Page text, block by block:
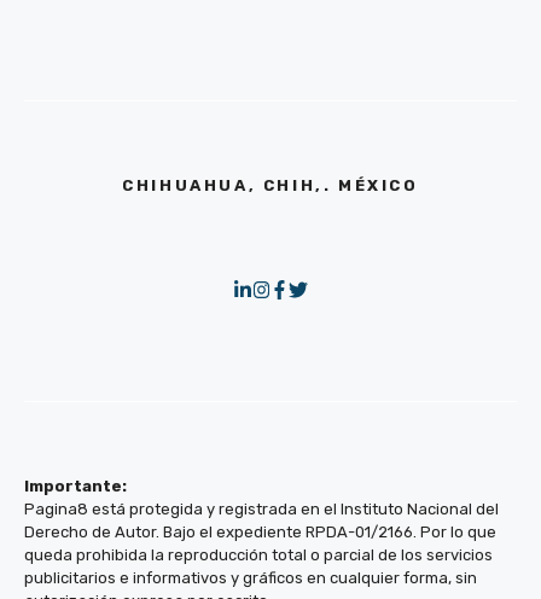
CHIHUAHUA, CHIH,. MÉXICO
Importante:
Pagina8 está protegida y registrada en el Instituto Nacional del
Derecho de Autor. Bajo el expediente RPDA-01/2166. Por lo que
queda prohibida la reproducción total o parcial de los servicios
publicitarios e informativos y gráficos en cualquier forma, sin